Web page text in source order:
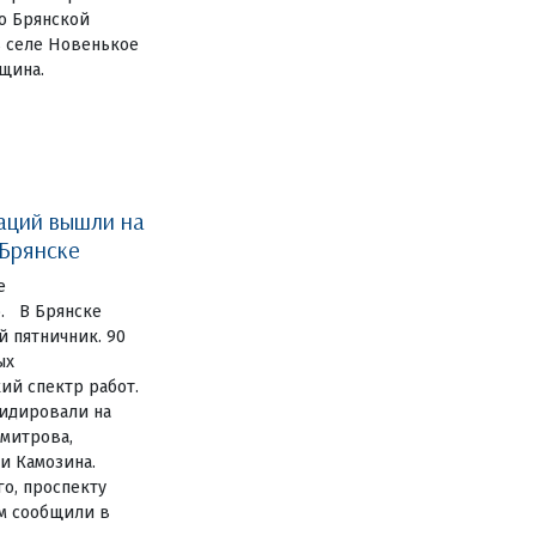
Брянской
селе Новенькое
вышли на
В Брянске
пятничник. 90
спектр работ.
на
Камозина.
проспекту
сообщили в